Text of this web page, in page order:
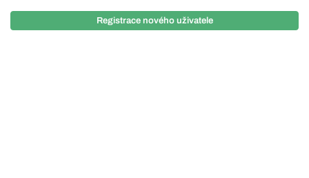
Registrace nového uživatele